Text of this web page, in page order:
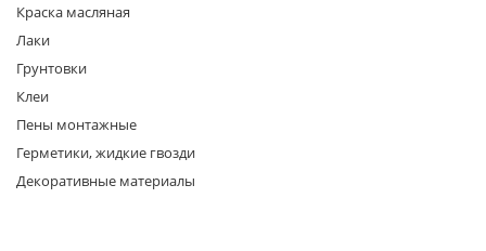
Краска масляная
Лаки
Грунтовки
Клеи
Пены монтажные
Герметики, жидкие гвозди
Декоративные материалы